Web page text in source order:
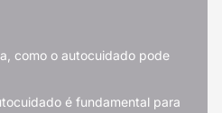
como o autocuidado pode
é fundamental para